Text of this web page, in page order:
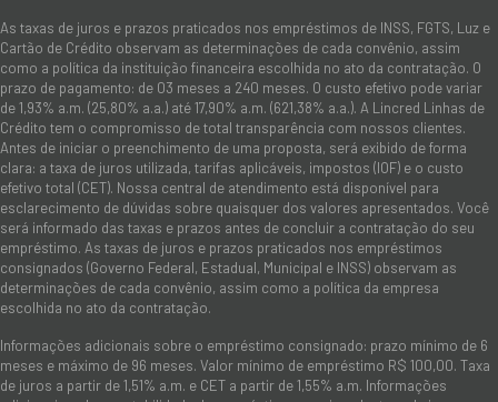
As taxas de juros e prazos praticados nos empréstimos de INSS, FGTS, Luz e
Cartão de Crédito observam as determinações de cada convênio, assim
como a política da instituição financeira escolhida no ato da contratação. O
prazo de pagamento: de 03 meses a 240 meses. O custo efetivo pode variar
de 1,93% a.m. (25,80% a.a.) até 17,90% a.m. (621,38% a.a.). A Lincred Linhas de
Crédito tem o compromisso de total transparência com nossos clientes.
Antes de iniciar o preenchimento de uma proposta, será exibido de forma
clara: a taxa de juros utilizada, tarifas aplicáveis, impostos (IOF) e o custo
efetivo total (CET). Nossa central de atendimento está disponível para
esclarecimento de dúvidas sobre quaisquer dos valores apresentados. Você
será informado das taxas e prazos antes de concluir a contratação do seu
empréstimo. As taxas de juros e prazos praticados nos empréstimos
consignados (Governo Federal, Estadual, Municipal e INSS) observam as
determinações de cada convênio, assim como a política da empresa
escolhida no ato da contratação.
Informações adicionais sobre o empréstimo consignado: prazo mínimo de 6
meses e máximo de 96 meses. Valor mínimo de empréstimo R$ 100,00. Taxa
de juros a partir de 1,51% a.m. e CET a partir de 1,55% a.m. Informações